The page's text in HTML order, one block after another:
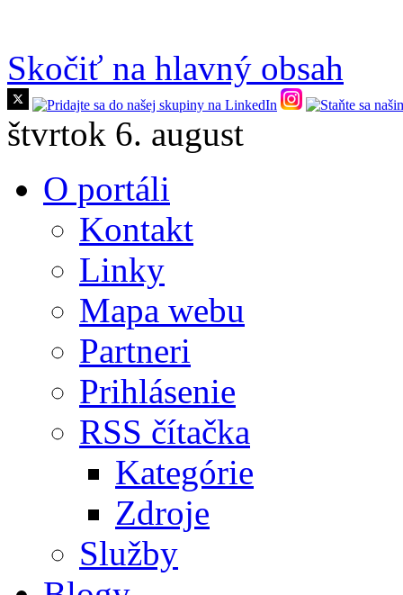
Skočiť na hlavný obsah
štvrtok 6. august
O portáli
Kontakt
Linky
Mapa webu
Partneri
Prihlásenie
RSS čítačka
Kategórie
Zdroje
Služby